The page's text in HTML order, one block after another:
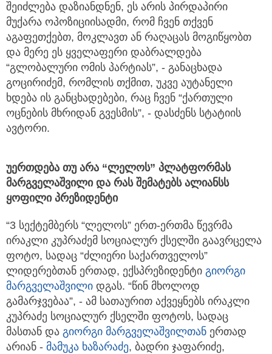
შეიძლება დაზიანდნენ, ეს არის პირდაპირი
მუქარა ოპოზიციისადმი, რომ ჩვენ თქვენ
აგაფეთქებთ, მოკლავთ ან რაღაცას მოგიწყობთ
და მერე ეს ყველაფერი დაბრალდება
“გლობალური ომის პარტიას”, - განაცხადა
გოცირიძემ, რომლის თქმით, უკვე აუტანელი
ხდება ის განცხადებები, რაც ჩვენ “ქართული
ოცნების მხრიდან გვესმის”, - დასძენს სტატიის
ავტორი.
უერთდება თუ არა “ლელოს” პლატფორმას
მარგველაშვილი და რას შემატებს ალიანსს
ყოფილი პრეზიდენტი
“3 სექტემბერს “ლელოს” ერთ-ერთმა წევრმა
ირაკლი კუპრაძემ სოციალურ ქსელში გაავრცელა
ფოტო, სადაც “ძლიერი საქართველოს”
ლიდერებთან ერთად, ექსპრეზიდენტი გიორგი
მარგველაშვილი დგას. “წინ მხოლოდ
გამარჯვებაა”, - ამ სათაურით აქვეყნებს ირაკლი
კუპრაძე სოციალურ ქსელში ფოტოს, სადაც
მასთან და გიორგი მარგველაშვილთან ერთად
არიან - მამუკა ხაზარაძე, ბადრი ჯაფარიძე,